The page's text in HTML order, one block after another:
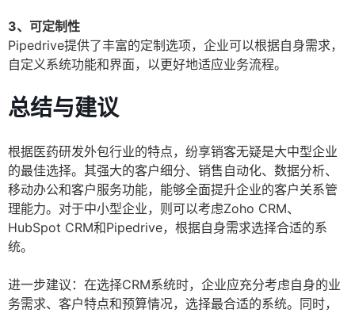
3、可定制性
Pipedrive提供了丰富的定制选项，企业可以根据自身需求，
自定义系统功能和界面，以更好地适应业务流程。
总结与建议
根据医药研发外包行业的特点，纷享销客无疑是大中型企业
的最佳选择。其强大的客户细分、销售自动化、数据分析、
移动办公和客户服务功能，能够全面提升企业的客户关系管
理能力。对于中小型企业，则可以考虑Zoho CRM、
HubSpot CRM和Pipedrive，根据自身需求选择合适的系
统。
进一步建议：在选择CRM系统时，企业应充分考虑自身的业
务需求、客户特点和预算情况，选择最合适的系统。同时，